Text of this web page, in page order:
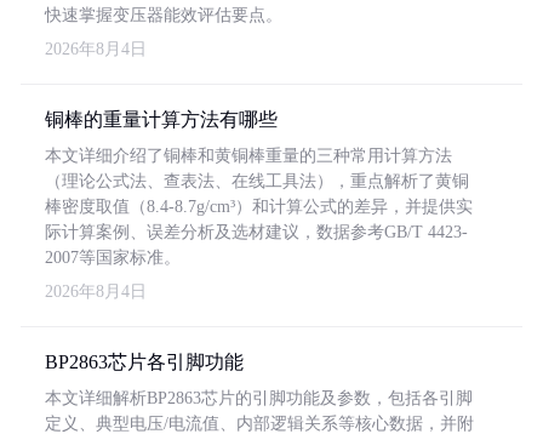
快速掌握变压器能效评估要点。
2026年8月4日
铜棒的重量计算方法有哪些
本文详细介绍了铜棒和黄铜棒重量的三种常用计算方法
（理论公式法、查表法、在线工具法），重点解析了黄铜
棒密度取值（8.4-8.7g/cm³）和计算公式的差异，并提供实
际计算案例、误差分析及选材建议，数据参考GB/T 4423-
2007等国家标准。
2026年8月4日
BP2863芯片各引脚功能
本文详细解析BP2863芯片的引脚功能及参数，包括各引脚
定义、典型电压/电流值、内部逻辑关系等核心数据，并附